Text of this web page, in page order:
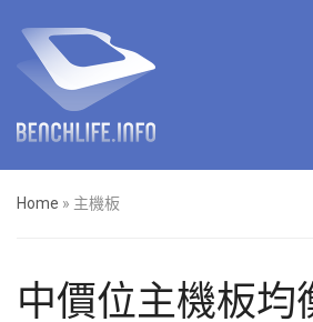
Home » 主機板
中價位主機板均